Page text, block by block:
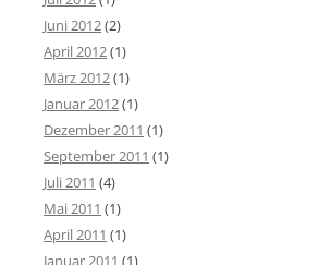
Juni 2012(2)
April 2012(1)
März 2012(1)
Januar 2012(1)
Dezember 2011 (1)
September 2011 (1)
Juli 2011 (4)
Mai 2011 (1)
April 2011 (1)
Januar 2011 (1)